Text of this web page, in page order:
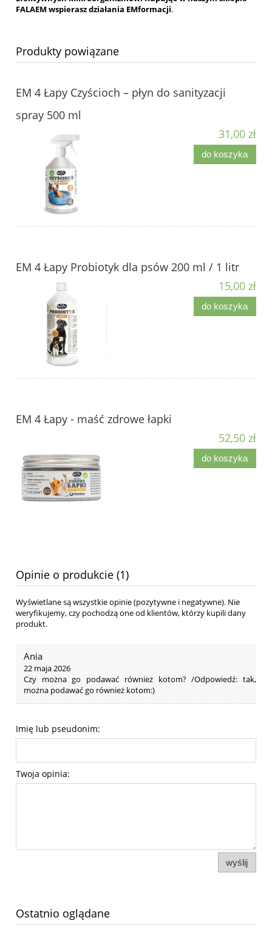
FALAEM wspierasz działania EMformacji.
Produkty powiązane
EM 4 Łapy Czyścioch – płyn do sanityzacji
spray 500 ml
31,00 zł
do koszyka
EM 4 Łapy Probiotyk dla psów 200 ml / 1 litr
15,00 zł
do koszyka
EM 4 Łapy - maść zdrowe łapki
52,50 zł
do koszyka
Opinie o produkcie (1)
Wyświetlane są wszystkie opinie (pozytywne i negatywne). Nie
weryfikujemy, czy pochodzą one od klientów, którzy kupili dany
produkt.
Ania
22 maja 2026
Czy można go podawać również kotom? /Odpowiedź: tak,
można podawać go również kotom:)
Imię lub pseudonim:
Twoja opinia:
wyślij
Ostatnio oglądane